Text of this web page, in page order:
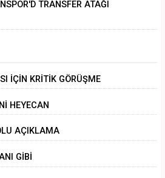
TRANSFER ATAĞI
İÇİN KRİTİK GÖRÜŞME
HEYECAN
AÇIKLAMA
GİBİ